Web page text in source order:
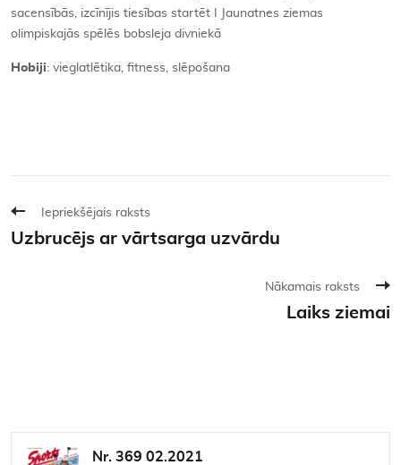
sacensībās, izcīnījis tiesības startēt I Jaunatnes ziemas
olimpiskajās spēlēs bobsleja divniekā
Hobiji: vieglatlētika, fitness, slēpošana
Iepriekšējais raksts
Uzbrucējs ar vārtsarga uzvārdu
Nākamais raksts
Laiks ziemai
Nr. 369 02.2021